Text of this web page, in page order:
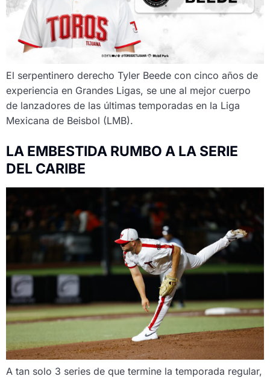
El serpentinero derecho Tyler Beede con cinco años de
experiencia en Grandes Ligas, se une al mejor cuerpo
de lanzadores de las últimas temporadas en la Liga
Mexicana de Beisbol (LMB).
LA EMBESTIDA RUMBO A LA SERIE
DEL CARIBE
A tan solo 3 series de que termine la temporada regular,